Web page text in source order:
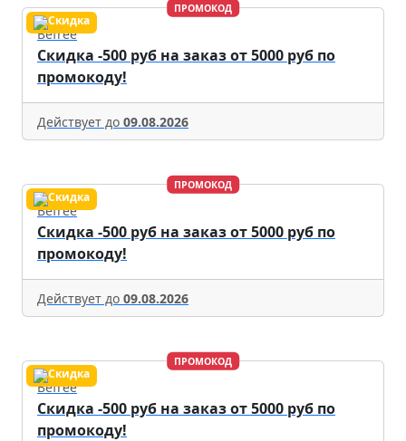
ПРОМОКОД
Befree
Скидка -500 руб на заказ от 5000 руб по
промокоду!
Действует до 09.08.2026
ПРОМОКОД
Befree
Скидка -500 руб на заказ от 5000 руб по
промокоду!
Действует до 09.08.2026
ПРОМОКОД
Befree
Скидка -500 руб на заказ от 5000 руб по
промокоду!